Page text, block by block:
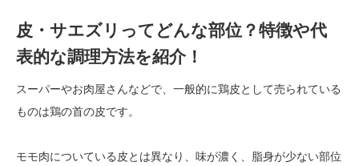
皮・サエズリってどんな部位？特徴や代
表的な調理方法を紹介！
スーパーやお肉屋さんなどで、一般的に鶏皮として売られている
ものは鶏の首の皮です。
モモ肉についている皮とは異なり、味が濃く、脂身が少ない部位